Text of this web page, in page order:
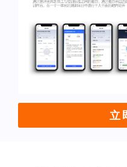
立